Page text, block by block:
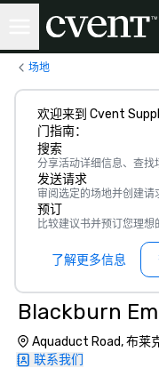
场地
欢迎来到 Cvent
门指南：
搜索
分享活动详细信息、查找
发送请求
审阅选定的场地并创建请
预订
比较建议书并预订您理想
了解更多信息
Blackburn
Aquaduct Road, 布莱
联系我们